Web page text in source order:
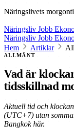
Näringslivets
Näringsliv Jobb
Näringsliv Jobb
Hem
Artiklar
ALLMÄNT
Vad är
tidsskillnad
Aktuell tid och
(UTC+7) utan
Bangkok här.